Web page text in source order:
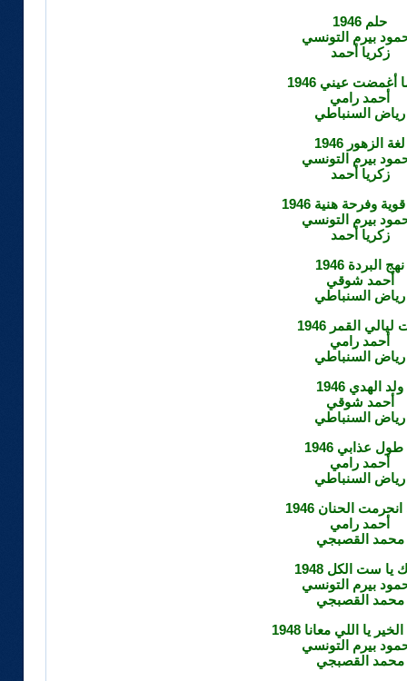
حلم 1946
بيرم التونسي
زكريا أحمد
أغمضت عيني 1946
أحمد رامي
رياض السنباطي
لغة الزهور 1946
بيرم التونسي
زكريا أحمد
وفرحة هنية 1946
بيرم التونسي
زكريا أحمد
نهج البردة 1946
أحمد شوقي
رياض السنباطي
ليالي القمر 1946
أحمد رامي
رياض السنباطي
ولد الهدي 1946
أحمد شوقي
رياض السنباطي
طول عذابي 1946
أحمد رامي
رياض السنباطي
الحنان 1946
أحمد رامي
محمد القصبجي
يا ست الكل 1948
بيرم التونسي
محمد القصبجي
يا اللي معانا 1948
بيرم التونسي
محمد القصبجي